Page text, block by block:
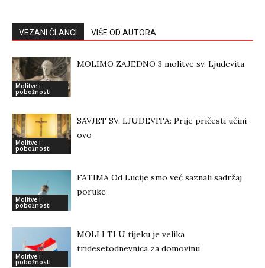
VEZANI ČLANCI VIŠE OD AUTORA
Molitve i
pobožnosti
MOLIMO ZAJEDNO 3 molitve sv. Ljudevita
Molitve i
pobožnosti
SAVJET SV. LJUDEVITA: Prije pričesti učini
ovo
Molitve i
pobožnosti
FATIMA Od Lucije smo već saznali sadržaj
poruke
Molitve i
pobožnosti
MOLI I TI U tijeku je velika
tridesetodnevnica za domovinu